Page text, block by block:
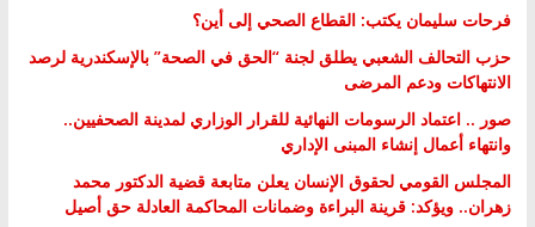
فرحات سليمان يكتب: القطاع الصحي إلى أين؟
حزب التحالف الشعبي يطلق لجنة “الحق في الصحة” بالإسكندرية لرصد
الانتهاكات ودعم المرضى
صور .. اعتماد الرسومات النهائية للقرار الوزاري لمدينة الصحفيين..
وانتهاء أعمال إنشاء المبنى الإداري
المجلس القومي لحقوق الإنسان يعلن متابعة قضية الدكتور محمد
زهران.. ويؤكد: قرينة البراءة وضمانات المحاكمة العادلة حق أصيل